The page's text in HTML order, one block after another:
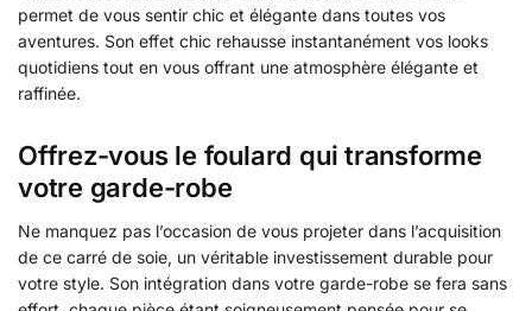
permet de vous sentir chic et élégante dans toutes vos
aventures. Son effet chic rehausse instantanément vos looks
quotidiens tout en vous offrant une atmosphère élégante et
raffinée.
Offrez-vous le foulard qui transforme
votre garde-robe
Ne manquez pas l’occasion de vous projeter dans l’acquisition
de ce carré de soie, un véritable investissement durable pour
votre style. Son intégration dans votre garde-robe se fera sans